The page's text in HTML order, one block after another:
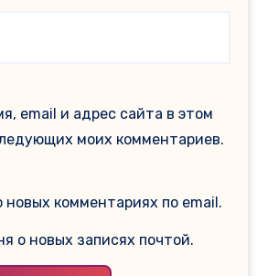
email и адрес сайта в этом
моих комментариев.
новых комментариях по email.
о новых записях почтой.